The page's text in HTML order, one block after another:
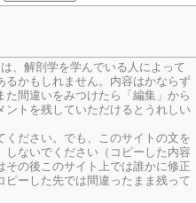
、解剖学を学んでいる人によって
るかもしれません。内容はかならず
た間違いをみつけたら「編集」から
ントを残していただけるとうれしい
ださい。でも、このサイトの文を
ないでください（コピーした内容
の後このサイト上では誰かに修正
ーした先では間違ったまま残って